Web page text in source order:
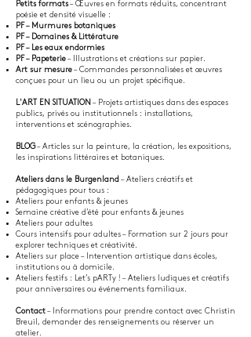
Petits formats– Œuvres en formats réduits, concentrant
poésie et densité visuelle :
PF – Murmures botaniques
PF – Domaines & Littérature
PF – Les eaux endormies
PF – Papeterie – Illustrations et créations sur papier.
Art sur mesure – Commandes personnalisées et œuvres
conçues pour un lieu ou un projet spécifique.
L'ART EN SITUATION – Projets artistiques dans des espaces
publics, privés ou institutionnels : installations,
interventions et scénographies.
BLOG– Articles sur la peinture, la création, les expositions,
les inspirations littéraires et botaniques.
Ateliers dans le Burgenland – Ateliers créatifs et
pédagogiques pour tous :
Ateliers pour enfants & jeunes
Semaine créative d’été pour enfants & jeunes
Ateliers pour adultes
Cours intensifs pour adultes – Formation sur 2 jours pour
explorer techniques et créativité.
Ateliers sur place – Intervention artistique dans écoles,
institutions ou à domicile.
Ateliers festifs : Let’s pARTy ! – Ateliers ludiques et créatifs
pour anniversaires ou événements familiaux.
Contact – Informations pour prendre contact avec Christin
Breuil, demander des renseignements ou réserver un
atelier.